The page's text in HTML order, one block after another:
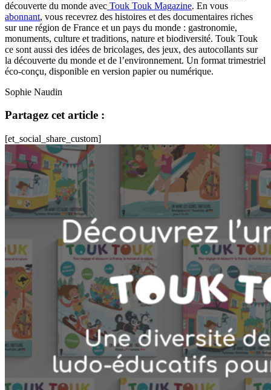
découverte du monde avec Touk Touk Magazine. En vous
abonnant, vous recevrez des histoires et des documentaires riches
sur une région de France et un pays du monde : gastronomie,
monuments, culture et traditions, nature et biodiversité. Touk Touk
ce sont aussi des idées de bricolages, des jeux, des autocollants sur
la découverte du monde et de l’environnement. Un format trimestriel
éco-conçu, disponible en version papier ou numérique.
Sophie Naudin
Partagez cet article :
[et_social_share_custom]